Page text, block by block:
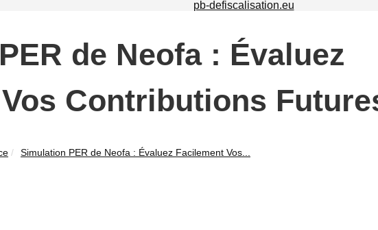
de Neofa : Évaluez
Contributions
Simulation PER de Neofa : Évaluez Facilement Vos...
pb-defiscalisation.eu